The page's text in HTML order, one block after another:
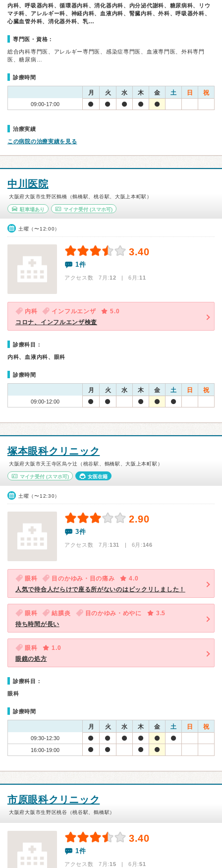
内科、呼吸器内科、循環器内科、消化器内科、内分泌代謝科、糖尿病科、リウ
マチ科、アレルギー科、神経内科、血液内科、腎臓内科、外科、呼吸器外科、
心臓血管外科、消化器外科、乳…
専門医・資格：
総合内科専門医、アレルギー専門医、感染症専門医、血液専門医、外科専門
医、糖尿病…
診療時間
月 火 水 木 金 土 日 祝
09:00-17:00
治療実績
この病院の治療実績を見る
中川医院
大阪府大阪市生野区鶴橋（鶴橋駅、桃谷駅、大阪上本町駅）
駐車場あり マイナ受付(スマホ可)
土曜（〜12:00）
3.40
1件
アクセス数 7月:12 | 6月:11
内科 インフルエンザ
5.0
コロナ、インフルエンザ検査
診療科目：
内科、血液内科、眼科
診療時間
月 火 水 木 金 土 日 祝
09:00-12:00
塚本眼科クリニック
大阪府大阪市天王寺区烏ケ辻（桃谷駅、鶴橋駅、大阪上本町駅）
マイナ受付 (スマホ可) 女医在籍
土曜（〜12:30）
2.90
3件
アクセス数 7月:131 | 6月:146
眼科 目のかゆみ・目の痛み
4.0
人気で待合人だらけで座る所がないのはビックリしました！
眼科 結膜炎 目のかゆみ・めやに
3.5
待ち時間が長い
眼科
1.0
眼鏡の処方
診療科目：
眼科
診療時間
月 火 水 木 金 土 日 祝
09:30-12:30
16:00-19:00
市原眼科クリニック
大阪府大阪市生野区桃谷（桃谷駅、鶴橋駅）
3.40
1件
アクセス数 7月:15 | 6月:51